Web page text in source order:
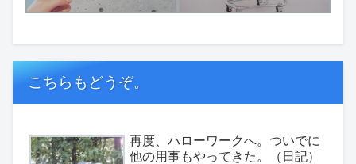
こちらもどうぞ。
再度、ハローワークへ。ついでに
他の用事もやってきた。（日記）